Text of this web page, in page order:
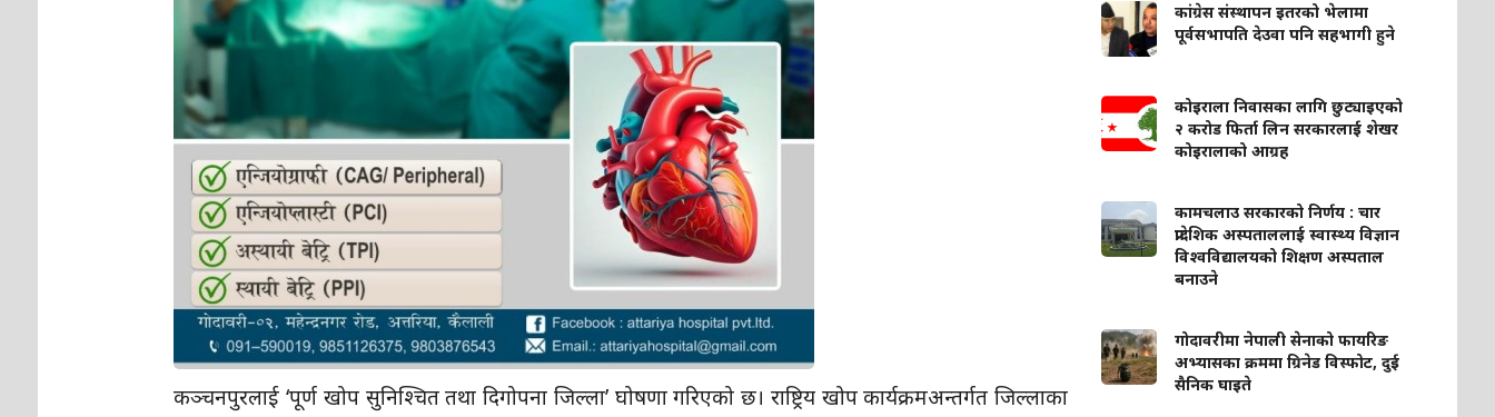
कञ्चनपुरलाई ‘पूर्ण खोप सुनिश्चित तथा दिगोपना जिल्ला’ घोषणा गरिएको छ। राष्ट्रिय खोप कार्यक्रमअन्तर्गत जिल्लाका
कांग्रेस संस्थापन इतरको भेलामा
पूर्वसभापति देउवा पनि सहभागी हुने
कोइराला निवासका लागि छुट्याइएको
२ करोड फिर्ता लिन सरकारलाई शेखर
कोइरालाको आग्रह
कामचलाउ सरकारको निर्णय : चार
प्रादेशिक अस्पताललाई स्वास्थ्य विज्ञान
विश्वविद्यालयको शिक्षण अस्पताल
बनाउने
गोदावरीमा नेपाली सेनाको फायरिङ
अभ्यासका क्रममा ग्रिनेड विस्फोट, दुई
सैनिक घाइते